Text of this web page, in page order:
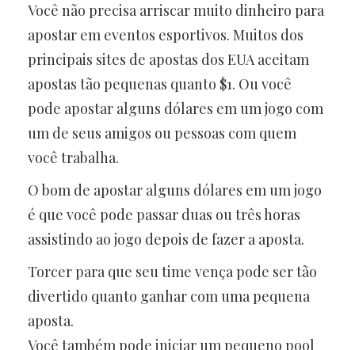
Você não precisa arriscar muito dinheiro para
apostar em eventos esportivos. Muitos dos
principais sites de apostas dos EUA aceitam
apostas tão pequenas quanto $1. Ou você
pode apostar alguns dólares em um jogo com
um de seus amigos ou pessoas com quem
você trabalha.
O bom de apostar alguns dólares em um jogo
é que você pode passar duas ou três horas
assistindo ao jogo depois de fazer a aposta.
Torcer para que seu time vença pode ser tão
divertido quanto ganhar com uma pequena
aposta.
Você também pode iniciar um pequeno pool